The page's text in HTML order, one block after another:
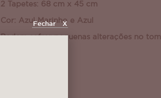
2 Tapetes: 68 cm x 45 cm
Cor: Azul Marinho e Azul
Podem sofrer pequenas alterações no tom
Fechar X